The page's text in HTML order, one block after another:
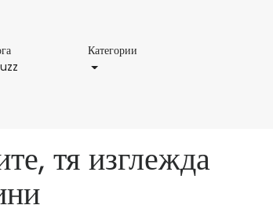
Buzz
Категории
тя изглежда